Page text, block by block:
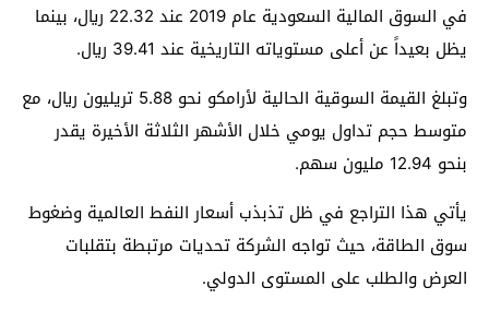
في السوق المالية السعودية عام 2019 عند 22.32 ريال، بينما
يظل بعيداً عن أعلى مستوياته التاريخية عند 39.41 ريال.
وتبلغ القيمة السوقية الحالية لأرامكو نحو 5.88 تريليون ريال، مع
متوسط حجم تداول يومي خلال الأشهر الثلاثة الأخيرة يقدر
بنحو 12.94 مليون سهم.
يأتي هذا التراجع في ظل تذبذب أسعار النفط العالمية وضغوط
سوق الطاقة، حيث تواجه الشركة تحديات مرتبطة بتقلبات
العرض والطلب على المستوى الدولي.